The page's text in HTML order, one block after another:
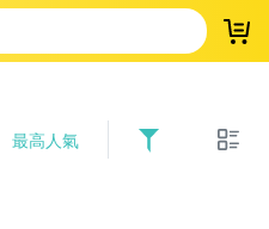
登
最高人氣